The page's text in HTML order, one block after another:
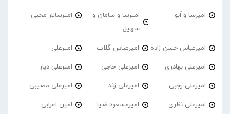
امیرسا و اَبو
امیرسا و سامان و
سهیل
امیرسالار محبی
امیرعباس حسن زاده امیرعباس گلاب امیرعلی
امیرعلی بهادری امیرعلی حاجی امیرعلی دیار
امیرعلی رجبی امیرعلی زند امیرعلی مصیبی
امیرعلی نظری امیرمسعود ضیا امین اعرابی